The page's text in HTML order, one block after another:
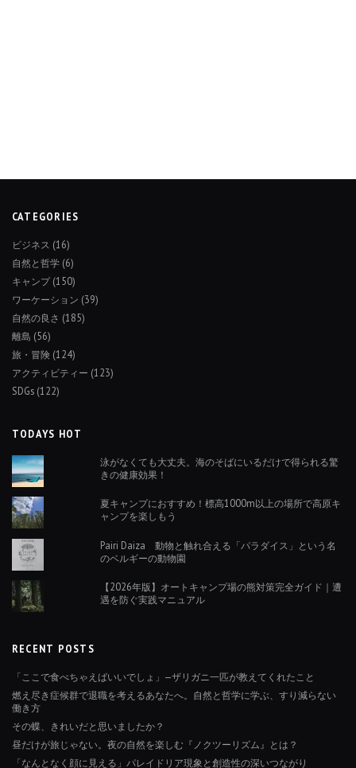
CATEGORIES
ビジネス (16)
自然と哲学 (6)
キャンプ(150)
ワーケーション (39)
自然の良さ (185)
離島 (56)
旅・冒険 (124)
アクティビティー (123)
SDGs (122)
TODAYS HOT
泳がなくても大丈夫。海のそばにいるだけで得られる驚
きの健康効果！
夏キャンプにおすすめ！標高1000m以上の場所で高原キ
ャンプを楽しもう
Pairi Daiza 動物と触れ合える「パラダイス」という名
のベルギーの動物園
【2026年版】オートキャンプ場の熊対策完全ガイド｜遭
遇を防ぐ実践マニュアル
RECENT POSTS
「ここで食べちゃえばいいでしょ」—ザリガニ一匹が教えてくれたこと
燃え尽き症候群で退職を考えるあなたへ。自然と哲学に学ぶ、すり減らない
働き方
その蝶、きれいだと思いましたか？
昼だけが旅じゃない。夜の自然を楽しむ『ノクツーリズム』とは？
「なんとなく顔に見える」パレイドリア現象と創造性の深いつながり